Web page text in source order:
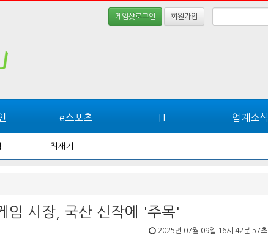
게임샷로그인 회원가입
e스포츠 IT 업계소식
취재기
임 시장, 국산 신작에 '주목'
2025년 07월 09일 16시 42분 57초